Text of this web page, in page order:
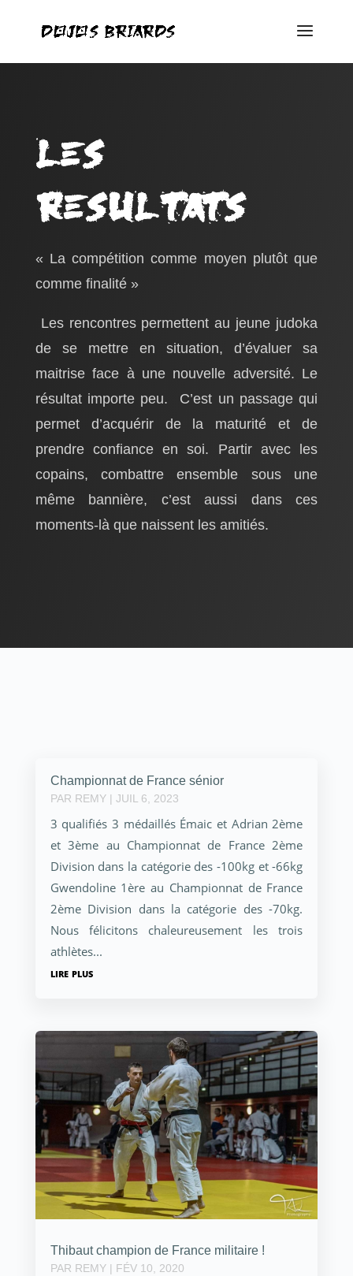
Les
resultats
« La compétition comme moyen plutôt que
comme finalité »
Les rencontres permettent au jeune judoka
de se mettre en situation, d’évaluer sa
maitrise face à une nouvelle adversité. Le
résultat importe peu. C’est un passage qui
permet d’acquérir de la maturité et de
prendre confiance en soi. Partir avec les
copains, combattre ensemble sous une
même bannière, c’est aussi dans ces
moments-là que naissent les amitiés.
Championnat de France sénior
PAR REMY| JUIL 6, 2023
3 qualifiés 3 médaillés Émaic et Adrian 2ème
et 3ème au Championnat de France 2ème
Division dans la catégorie des -100kg et -66kg
Gwendoline 1ère au Championnat de France
2ème Division dans la catégorie des -70kg.
Nous félicitons chaleureusement les trois
athlètes...
lire plus
Thibaut champion de France militaire !
PAR REMY| FÉV 10, 2020